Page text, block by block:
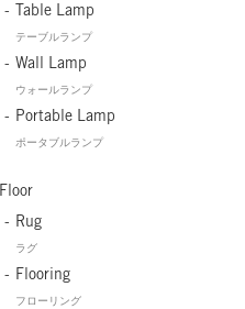
Table Lamp
テーブルランプ
Wall Lamp
ウォールランプ
Portable Lamp
ポータブルランプ
Floor
Rug
ラグ
Flooring
フローリング